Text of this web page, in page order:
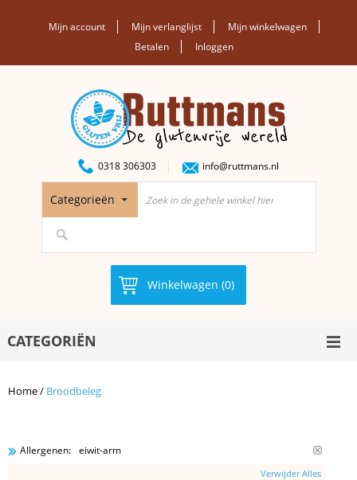
Mijn account Mijn verlanglijst
Mijn winkelwagen
Betalen
Inloggen
0318 306303 info@ruttmans.nl
Categorieën
Winkelwagen (0)
CATEGORIËN
Home/ Broodbeleg
Allergenen: eiwit-arm
Verwijder Alles